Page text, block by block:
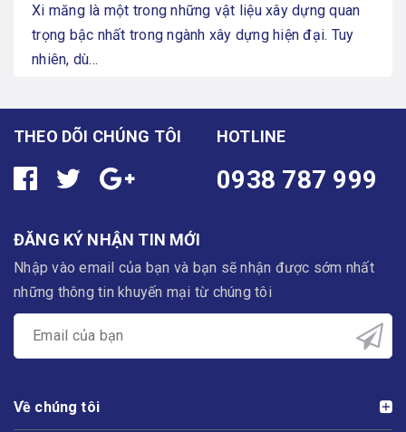
Xi măng là một trong những vật liệu xây dựng quan
trọng bậc nhất trong ngành xây dựng hiện đại. Tuy
nhiên, dù...
THEO DÕI CHÚNG TÔI HOTLINE
0938 787 999
ĐĂNG KÝ NHẬN TIN MỚI
Nhập vào email của bạn và bạn sẽ nhận được sớm nhất
những thông tin khuyến mại từ chúng tôi
Về chúng tôi